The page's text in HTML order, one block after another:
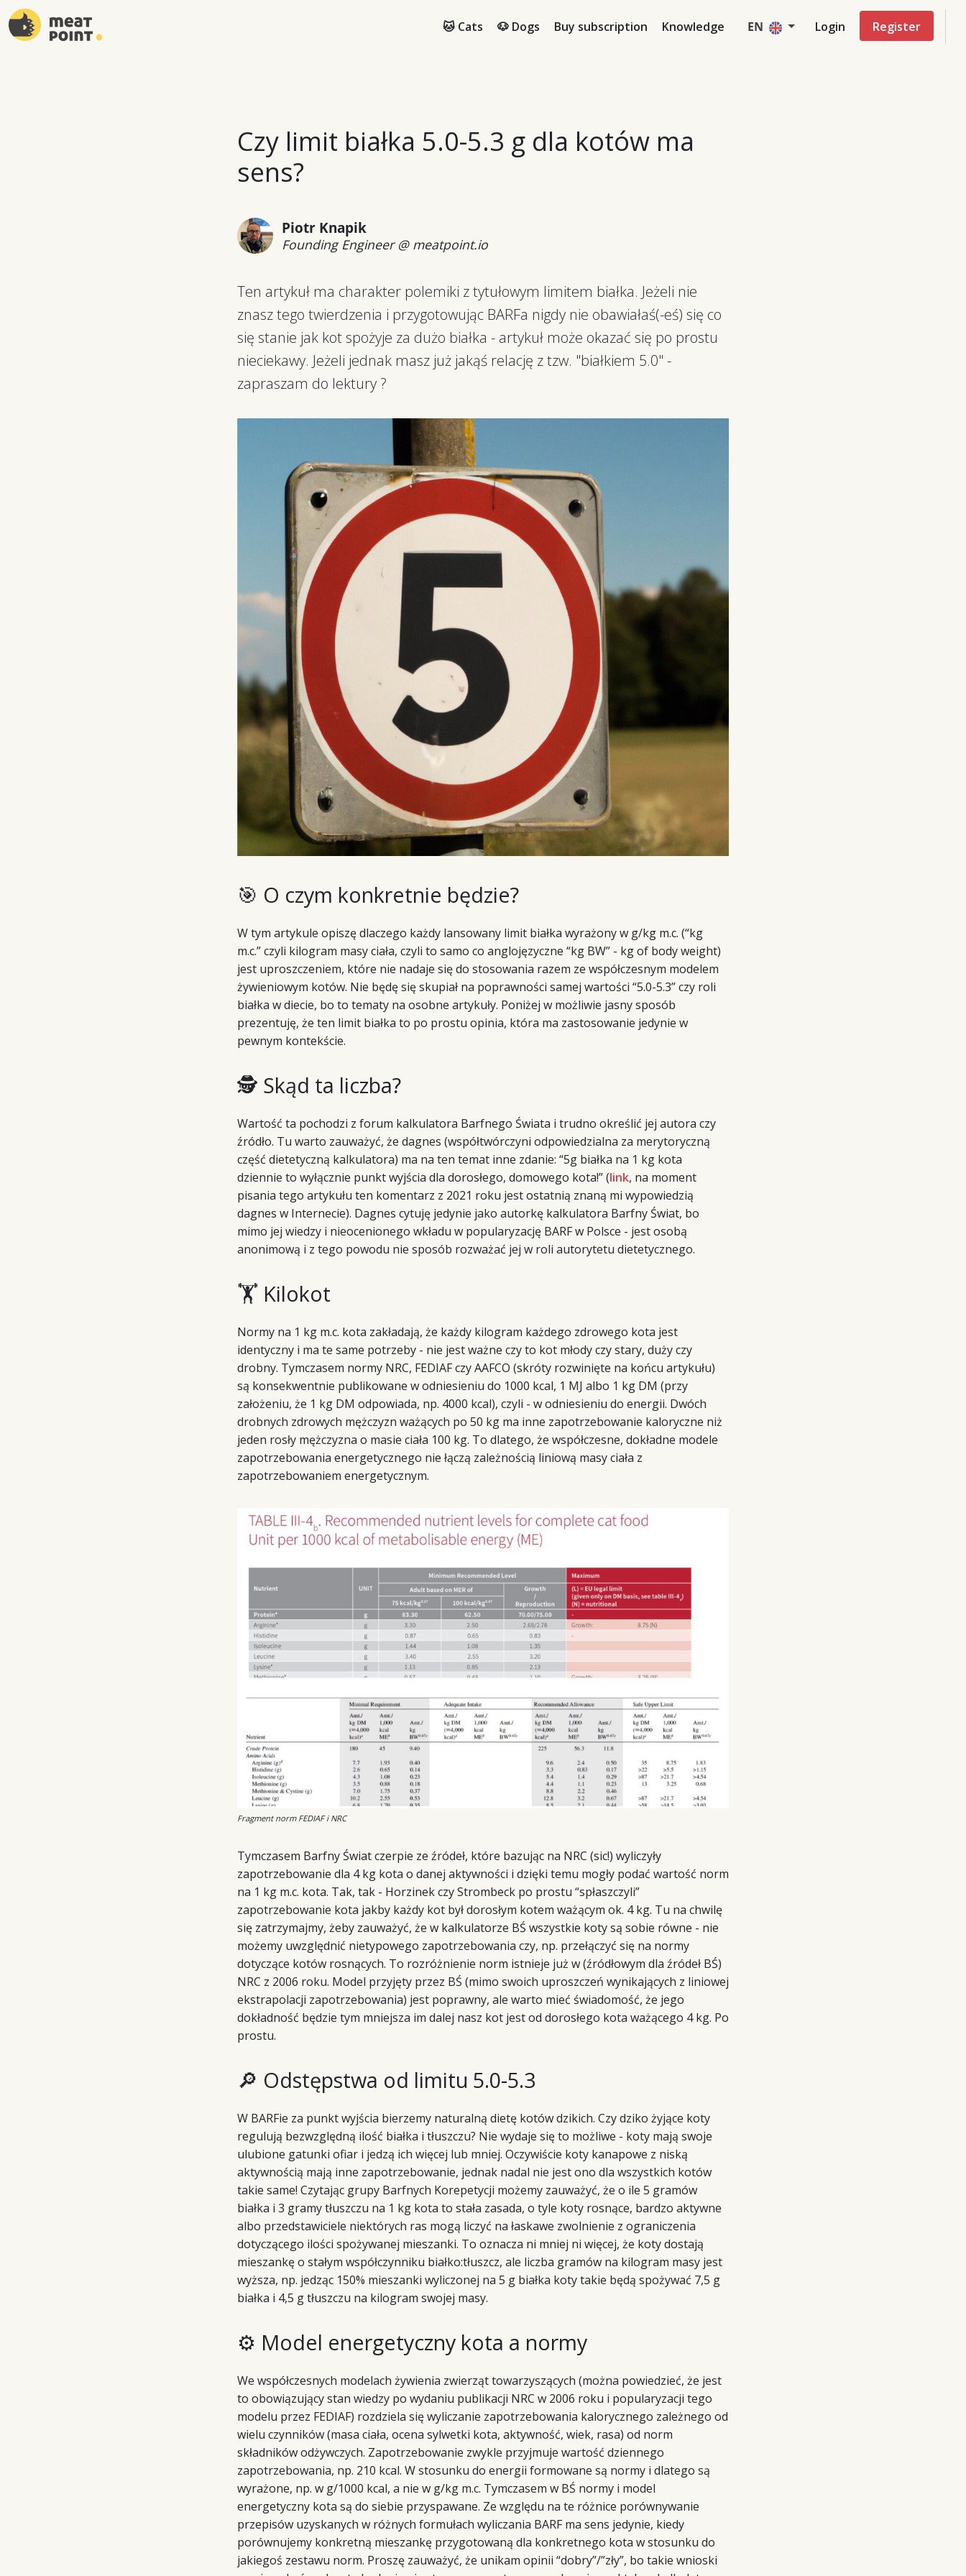
🐱 Cats 🐶 Dogs Buy subscription Knowledge EN Login Register
Czy limit białka 5.0-5.3 g dla kotów ma
sens?
Piotr Knapik
Founding Engineer @ meatpoint.io
Ten artykuł ma charakter polemiki z tytułowym limitem białka. Jeżeli nie
znasz tego twierdzenia i przygotowując BARFa nigdy nie obawiałaś(-eś) się co
się stanie jak kot spożyje za dużo białka - artykuł może okazać się po prostu
nieciekawy. Jeżeli jednak masz już jakąś relację z tzw. "białkiem 5.0" -
zapraszam do lektury ?
🎯 O czym konkretnie będzie?
W tym artykule opiszę dlaczego każdy lansowany limit białka wyrażony w g/kg m.c. (“kg
m.c.” czyli kilogram masy ciała, czyli to samo co anglojęzyczne “kg BW” - kg of body weight)
jest uproszczeniem, które nie nadaje się do stosowania razem ze współczesnym modelem
żywieniowym kotów. Nie będę się skupiał na poprawności samej wartości “5.0-5.3” czy roli
białka w diecie, bo to tematy na osobne artykuły. Poniżej w możliwie jasny sposób
prezentuję, że ten limit białka to po prostu opinia, która ma zastosowanie jedynie w
pewnym kontekście.
🕵️ Skąd ta liczba?
Wartość ta pochodzi z forum kalkulatora Barfnego Świata i trudno określić jej autora czy
źródło. Tu warto zauważyć, że dagnes (współtwórczyni odpowiedzialna za merytoryczną
część dietetyczną kalkulatora) ma na ten temat inne zdanie: “5g białka na 1 kg kota
dziennie to wyłącznie punkt wyjścia dla dorosłego, domowego kota!” (link, na moment
pisania tego artykułu ten komentarz z 2021 roku jest ostatnią znaną mi wypowiedzią
dagnes w Internecie). Dagnes cytuję jedynie jako autorkę kalkulatora Barfny Świat, bo
mimo jej wiedzy i nieocenionego wkładu w popularyzację BARF w Polsce - jest osobą
anonimową i z tego powodu nie sposób rozważać jej w roli autorytetu dietetycznego.
🏋️ Kilokot
Normy na 1 kg m.c. kota zakładają, że każdy kilogram każdego zdrowego kota jest
identyczny i ma te same potrzeby - nie jest ważne czy to kot młody czy stary, duży czy
drobny. Tymczasem normy NRC, FEDIAF czy AAFCO (skróty rozwinięte na końcu artykułu)
są konsekwentnie publikowane w odniesieniu do 1000 kcal, 1 MJ albo 1 kg DM (przy
założeniu, że 1 kg DM odpowiada, np. 4000 kcal), czyli - w odniesieniu do energii. Dwóch
drobnych zdrowych mężczyzn ważących po 50 kg ma inne zapotrzebowanie kaloryczne niż
jeden rosły mężczyzna o masie ciała 100 kg. To dlatego, że współczesne, dokładne modele
zapotrzebowania energetycznego nie łączą zależnością liniową masy ciała z
zapotrzebowaniem energetycznym.
Fragment norm FEDIAF i NRC
Tymczasem Barfny Świat czerpie ze źródeł, które bazując na NRC (sic!) wyliczyły
zapotrzebowanie dla 4 kg kota o danej aktywności i dzięki temu mogły podać wartość norm
na 1 kg m.c. kota. Tak, tak - Horzinek czy Strombeck po prostu “spłaszczyli”
zapotrzebowanie kota jakby każdy kot był dorosłym kotem ważącym ok. 4 kg. Tu na chwilę
się zatrzymajmy, żeby zauważyć, że w kalkulatorze BŚ wszystkie koty są sobie równe - nie
możemy uwzględnić nietypowego zapotrzebowania czy, np. przełączyć się na normy
dotyczące kotów rosnących. To rozróżnienie norm istnieje już w (źródłowym dla źródeł BŚ)
NRC z 2006 roku. Model przyjęty przez BŚ (mimo swoich uproszczeń wynikających z liniowej
ekstrapolacji zapotrzebowania) jest poprawny, ale warto mieć świadomość, że jego
dokładność będzie tym mniejsza im dalej nasz kot jest od dorosłego kota ważącego 4 kg. Po
prostu.
🔎 Odstępstwa od limitu 5.0-5.3
W BARFie za punkt wyjścia bierzemy naturalną dietę kotów dzikich. Czy dziko żyjące koty
regulują bezwzględną ilość białka i tłuszczu? Nie wydaje się to możliwe - koty mają swoje
ulubione gatunki ofiar i jedzą ich więcej lub mniej. Oczywiście koty kanapowe z niską
aktywnością mają inne zapotrzebowanie, jednak nadal nie jest ono dla wszystkich kotów
takie same! Czytając grupy Barfnych Korepetycji możemy zauważyć, że o ile 5 gramów
białka i 3 gramy tłuszczu na 1 kg kota to stała zasada, o tyle koty rosnące, bardzo aktywne
albo przedstawiciele niektórych ras mogą liczyć na łaskawe zwolnienie z ograniczenia
dotyczącego ilości spożywanej mieszanki. To oznacza ni mniej ni więcej, że koty dostają
mieszankę o stałym współczynniku białko:tłuszcz, ale liczba gramów na kilogram masy jest
wyższa, np. jedząc 150% mieszanki wyliczonej na 5 g białka koty takie będą spożywać 7,5 g
białka i 4,5 g tłuszczu na kilogram swojej masy.
⚙️ Model energetyczny kota a normy
We współczesnych modelach żywienia zwierząt towarzyszących (można powiedzieć, że jest
to obowiązujący stan wiedzy po wydaniu publikacji NRC w 2006 roku i popularyzacji tego
modelu przez FEDIAF) rozdziela się wyliczanie zapotrzebowania kalorycznego zależnego od
wielu czynników (masa ciała, ocena sylwetki kota, aktywność, wiek, rasa) od norm
składników odżywczych. Zapotrzebowanie zwykle przyjmuje wartość dziennego
zapotrzebowania, np. 210 kcal. W stosunku do energii formowane są normy i dlatego są
wyrażone, np. w g/1000 kcal, a nie w g/kg m.c. Tymczasem w BŚ normy i model
energetyczny kota są do siebie przyspawane. Ze względu na te różnice porównywanie
przepisów uzyskanych w różnych formułach wyliczania BARF ma sens jedynie, kiedy
porównujemy konkretną mieszankę przygotowaną dla konkretnego kota w stosunku do
jakiegoś zestawu norm. Proszę zauważyć, że unikam opinii “dobry”/”zły”, bo takie wnioski